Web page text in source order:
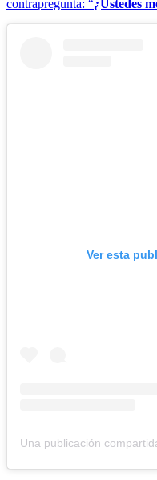
contrapregunta: “¿Ustedes
Ver esta